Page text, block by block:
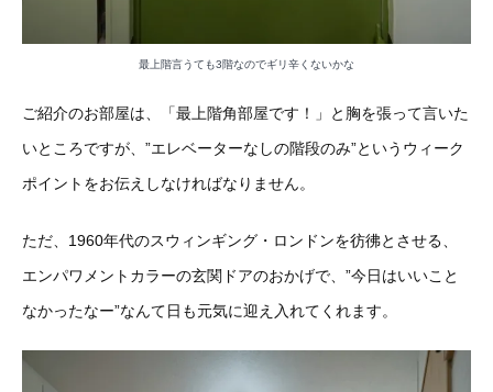
最上階言うても3階なのでギリ辛くないかな
ご紹介のお部屋は、「最上階角部屋です！」と胸を張って言いた
いところですが、”エレベーターなしの階段のみ”というウィーク
ポイントをお伝えしなければなりません。
ただ、1960年代のスウィンギング・ロンドンを彷彿とさせる、
エンパワメントカラーの玄関ドアのおかげで、”今日はいいこと
なかったなー”なんて日も元気に迎え入れてくれます。